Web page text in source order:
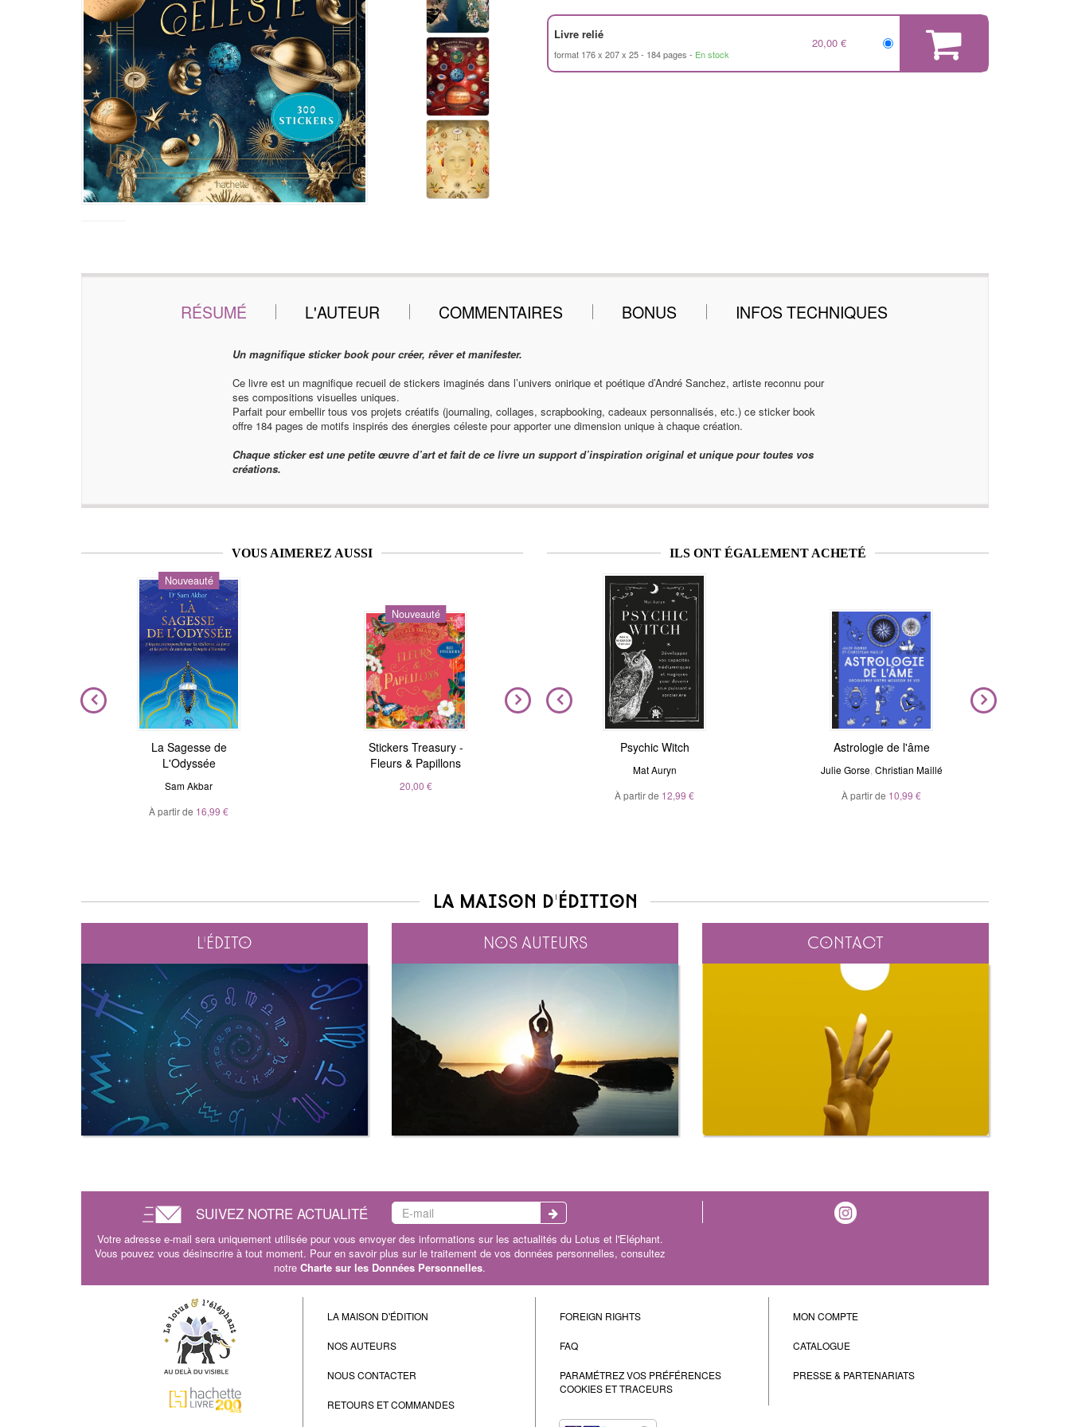
Livre relié
format 176 x 207 x 25 184 pages En stock
20,00 €
RÉSUMÉ L'AUTEUR COMMENTAIRES BONUS INFOS TECHNIQUES
Un magnifique sticker book pour créer, rêver et manifester.
Ce livre est un magnifique recueil de stickers imaginés dans l’univers onirique et poétique d’André Sanchez, artiste reconnu pour
ses compositions visuelles uniques.
Parfait pour embellir tous vos projets créatifs (journaling, collages, scrapbooking, cadeaux personnalisés, etc.) ce sticker book
offre 184 pages de motifs inspirés des énergies céleste pour apporter une dimension unique à chaque création.
Chaque sticker est une petite œuvre d’art et fait de ce livre un support d’inspiration original et unique pour toutes vos
créations.
VOUS AIMEREZ AUSSI
Nouveauté
La Sagesse de
L'Odyssée
Sam Akbar
À partir de 16,99 €
Nouveauté
Stickers Treasury -
Fleurs & Papillons
20,00 €
Nouveauté
Magic Stickers - Nature
André Sanchez
20,00 €
Nouveauté
Magic Stickers - Céleste
André Sanchez
20,00 €
ILS ONT ÉGALEMENT ACHETÉ
Astrologie de l'âme
Julie Gorse,Christian Maillé
Nous sommes tous
clairvoyants
Belinda Grace
Psychic Witch
Mat Auryn
À partir de 12,99 €
Astrologie de l'âme
Julie Gorse Christian Maillé
À partir de 10,99 €
La maison d'édition
L'édito Nos auteurs Contact
SUIVEZ NOTRE ACTUALITÉ
Votre adresse e-mail sera uniquement utilisée pour vous envoyer des informations sur les actualités du Lotus et l'Eléphant.
Vous pouvez vous désinscrire à tout moment. Pour en savoir plus sur le traitement de vos données personnelles, consultez
notre Charte sur les Données Personnelles.
LA MAISON D'ÉDITION
NOS AUTEURS
NOUS CONTACTER
RETOURS ET COMMANDES
FOREIGN RIGHTS
FAQ
PARAMÉTREZ VOS PRÉFÉRENCES
COOKIES ET TRACEURS
MON COMPTE
CATALOGUE
PRESSE & PARTENARIATS